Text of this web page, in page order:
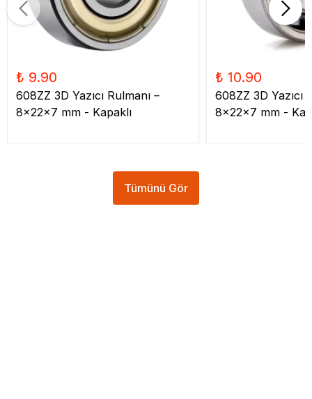
₺ 9.90
608ZZ 3D Yazıcı Rulmanı –
8x22x7 mm - Kapaklı
₺ 10.90
608ZZ 3D Yazıcı
8x22x7 mm -
Tümünü Gör